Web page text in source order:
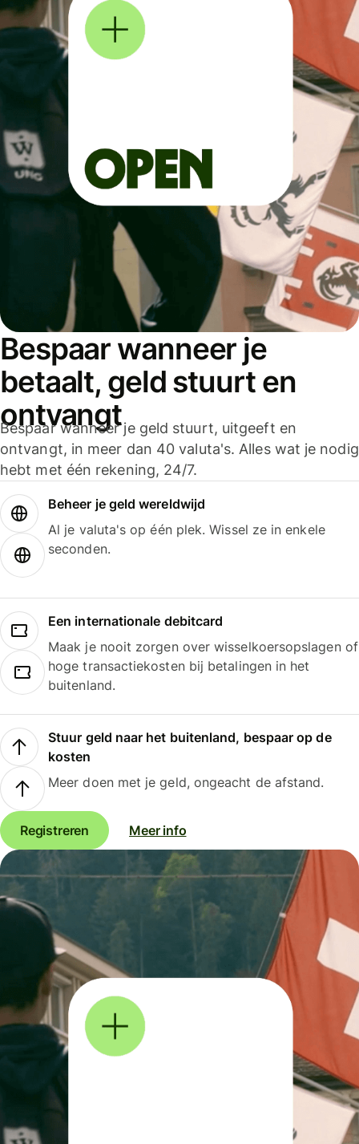
Bespaar wanneer je
betaalt, geld stuurt en
ontvangt
Bespaar wanneer je geld stuurt, uitgeeft en
ontvangt, in meer dan 40 valuta's. Alles wat je nodig
hebt met één rekening, 24/7.
Beheer je geld wereldwijd
Al je valuta's op één plek. Wissel ze in enkele
seconden.
Een internationale debitcard
Maak je nooit zorgen over wisselkoersopslagen of
hoge transactiekosten bij betalingen in het
buitenland.
Stuur geld naar het buitenland, bespaar op de
kosten
Meer doen met je geld, ongeacht de afstand.
Registreren Meer info